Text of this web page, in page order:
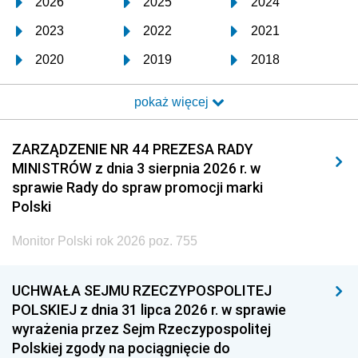
2023 2022 2021
2020 2019 2018
2017 2016 2015
2014 2013 2012
2011 2010 2009
2008 2007 2006
2005
1996 1995 1994
1993 1992 1991
1990 1989
pokaż więcej
ZARZĄDZENIE NR 44 PREZESA RADY
MINISTRÓW z dnia 3 sierpnia 2026 r. w
sprawie Rady do spraw promocji marki
Polski
Monitor Polski rok 2026 poz. 755
UCHWAŁA SEJMU RZECZYPOSPOLITEJ
POLSKIEJ z dnia 31 lipca 2026 r. w sprawie
wyrażenia przez Sejm Rzeczypospolitej
Polskiej zgody na pociągnięcie do